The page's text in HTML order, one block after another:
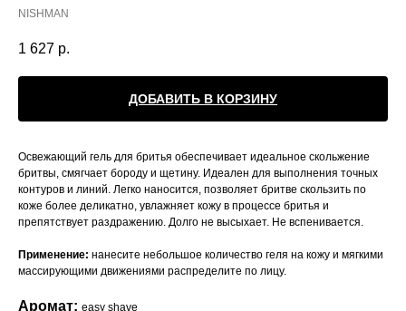
NISHMAN
1 627 р.
ДОБАВИТЬ В КОРЗИНУ
Освежающий гель для бритья обеспечивает идеальное скольжение
бритвы, смягчает бороду и щетину. Идеален для выполнения точных
контуров и линий. Легко наносится, позволяет бритве скользить по
коже более деликатно, увлажняет кожу в процессе бритья и
препятствует раздражению. Долго не высыхает. Не вспенивается.
Применение: нанесите небольшое количество геля на кожу и мягкими
массирующими движениями распределите по лицу.
Аромат: easy shave